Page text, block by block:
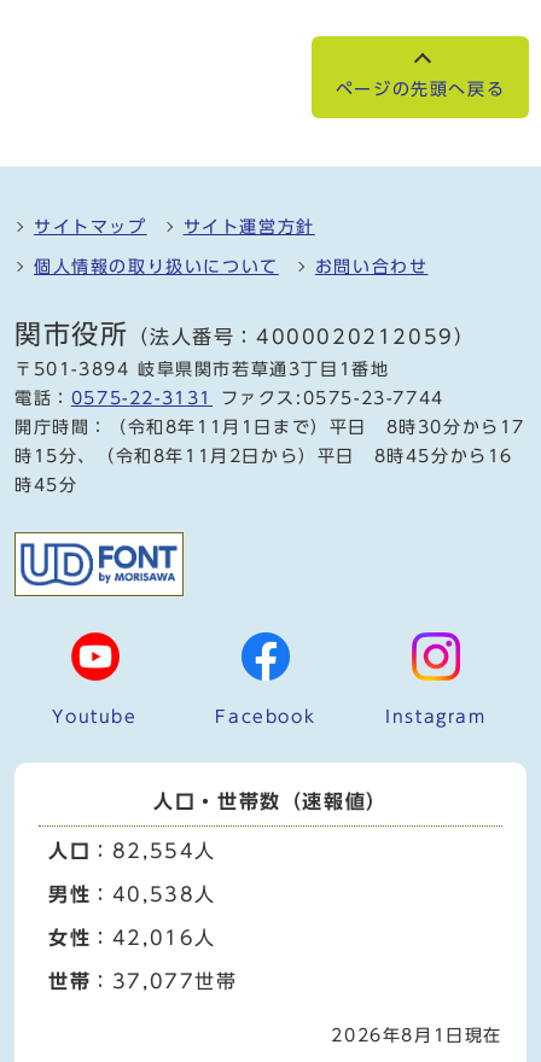
ページの先頭へ戻る
サイトマップ サイト運営方針
個人情報の取り扱いについて お問い合わせ
関市役所 （法人番号：4000020212059）
〒501-3894 岐阜県関市若草通3丁目1番地
電話： 0575-22-3131
ファクス:0575-23-7744
開庁時間：（令和8年11月1日まで）平日 8時30分から17
時15分、（令和8年11月2日から）平日 8時45分から16
時45分
Youtube Facebook Instagram
人口・世帯数（速報値）
人口 ：82,554人
男性 ：40,538人
女性 ：42,016人
世帯 ：37,077世帯
2026年8月1日現在